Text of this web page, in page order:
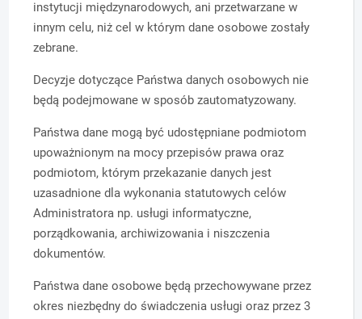
instytucji międzynarodowych, ani przetwarzane w
innym celu, niż celw którym dane osobowe zostały
zebrane.
Decyzje dotyczące Państwa danych osobowych nie
będą podejmowane w sposób zautomatyzowany.
Państwa dane mogą być udostępniane podmiotom
upoważnionym na mocy przepisów prawa oraz
podmiotom, którym przekazanie danych jest
uzasadnione dla wykonania statutowych celów
Administratora np. usługi informatyczne,
porządkowania, archiwizowania i niszczenia
dokumentów.
Państwa dane osobowe będą przechowywane przez
okres niezbędny do świadczenia usługi oraz przez 3